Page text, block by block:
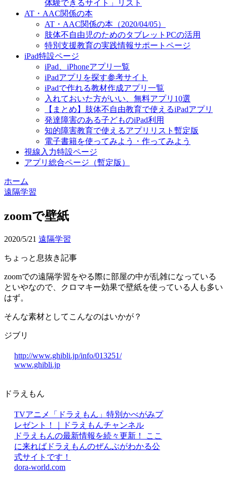
体験できるサイト」リスト
AT・AAC関係の本
AT・AAC関係の本（2020/04/05）
肢体不自由児のためのタブレットPCの活用
特別支援教育の実践情報サポートページ
iPad特設ページ
iPad、iPhoneアプリ一覧
iPadアプリを探す参考サイト
iPadで作れる教材作成アプリ一覧
入れておいた方がいい、無料アプリ10選
【まとめ】肢体不自由教育で使えるiPadアプリ
発達障害のある子どものiPad利用
知的障害教育で使えるアプリリスト暫定版
電子書籍を使ってみよう・作ってみよう
視線入力特設ページ
アプリ総合ページ（暫定版）
ホーム
遠隔学習
zoomで壁紙
2020/5/21 遠隔学習
ちょっと息抜き記事
zoomでの遠隔学習をやる際に部屋の中が乱雑になっている
といやなので、クロマキー効果で壁紙を使っている人も多い
はず。
そんな素材としてこんなのはいかが？
ジブリ
http://www.ghibli.jp/info/013251/
www.ghibli.jp
ドラえもん
TVアニメ「ドラえもん」特別かべがみプ
レゼント！｜ドラえもんチャンネル
ドラえもんの最新情報を続々更新！ ここ
に来ればドラえもんのぜんぶがわかる公
式サイトです！
dora-world.com